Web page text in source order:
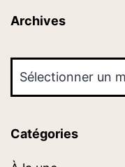
Archives
Catégories